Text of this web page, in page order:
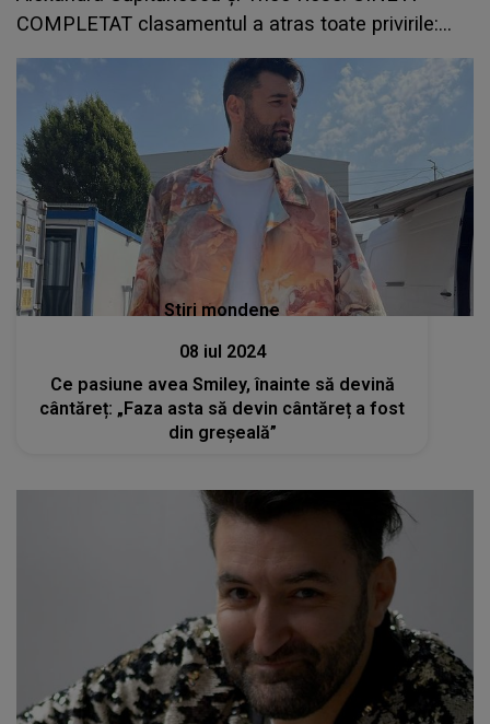
COMPLETAT clasamentul a atras toate privirile:
"Mulțumesc celor care îmi ascultă muzica. Este
Stiri mondene
08 iul 2024
Ce pasiune avea Smiley, înainte să devină
cântăreț: „Faza asta să devin cântăreț a fost
din greșeală”